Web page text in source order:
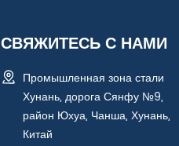
СВЯЖИТЕСЬ С НАМИ
Промышленная зона стали
Хунань, дорога Сянфу №9,
район Юхуа, Чанша, Хунань,
Китай